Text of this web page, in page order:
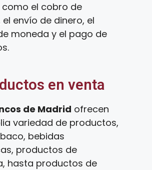
como el cobro de
envío de dinero, el
moneda y el pago de
en venta
de Madrid ofrecen
variedad de productos,
bebidas
productos de
hasta productos de